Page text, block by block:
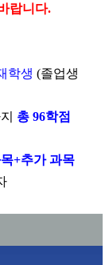
랍니다.
학생 (졸업생
총96학점
+추가 과목